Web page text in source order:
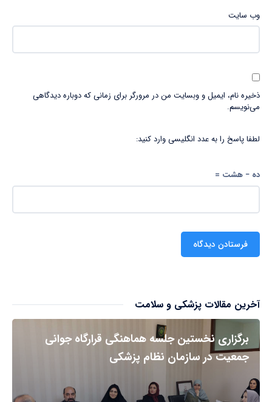
وب‌ سایت
ذخیره نام، ایمیل و وبسایت من در مرورگر برای زمانی که دوباره دیدگاهی
می‌نویسم.
لطفا پاسخ را به عدد انگلیسی وارد کنید:
ده − هشت =
آخرین مقالات پزشکی و سلامت
برگزاری نخستین جلسه هماهنگی قرارگاه جوانی
جمعیت در سازمان نظام پزشکی